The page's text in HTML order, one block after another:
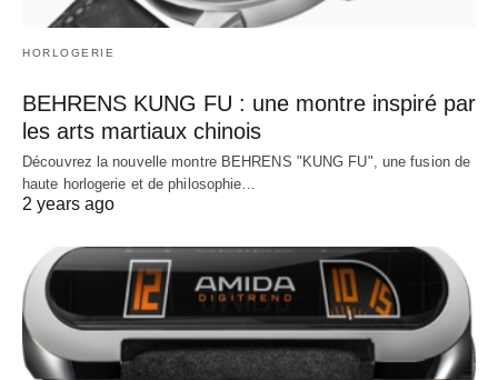
HORLOGERIE
BEHRENS KUNG FU : une montre inspiré par
les arts martiaux chinois
Découvrez la nouvelle montre BEHRENS "KUNG FU", une fusion de
haute horlogerie et de philosophie…
2 years ago